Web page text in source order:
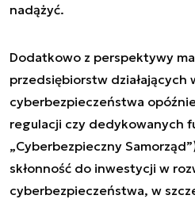
nadążyć.
Dodatkowo z perspektywy
przedsiębiorstw działających
cyberbezpieczeństwa
regulacji czy dedykowanych
„Cyberbezpieczny
skłonność do inwestycji w
cyberbezpieczeństwa, w